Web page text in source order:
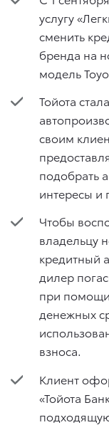
услугу
сменить
бренда на
модель
Тойота
своим
подобрать
интересы и
Чтобы
владельцу
кредитный
дилер
при помощи
денежных
взноса.
Клиент
«Тойота